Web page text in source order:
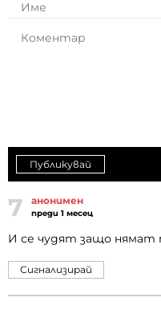
Публикувай
7 анонимен
преди 1 месец
И се чудят защо
Сигнализирай